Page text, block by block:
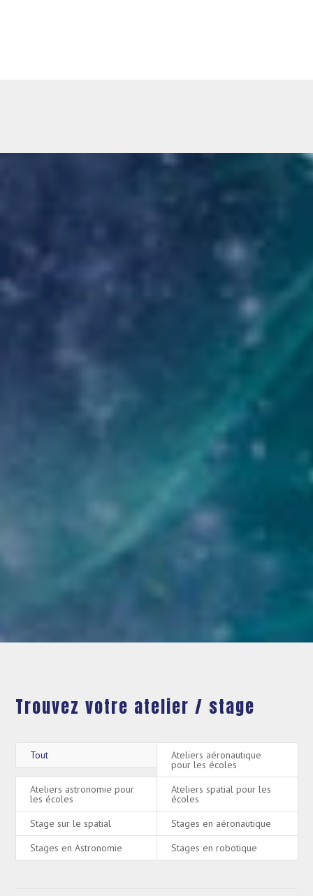
Trouvez votre atelier / stage
Tout Ateliers aéronautique
pour les écoles
Ateliers astronomie pour
les écoles
Ateliers spatial pour les
écoles
Stage sur le spatial
Stages en aéronautique
Stages en Astronomie
Stages en robotique